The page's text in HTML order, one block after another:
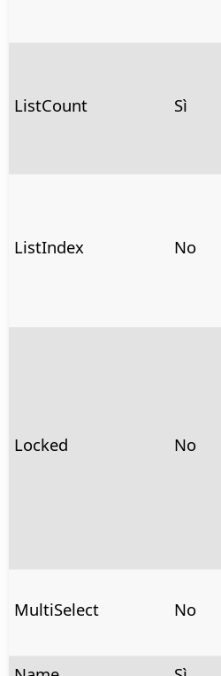
ListCount Sì
ListIndex No
Locked No
MultiSelect No